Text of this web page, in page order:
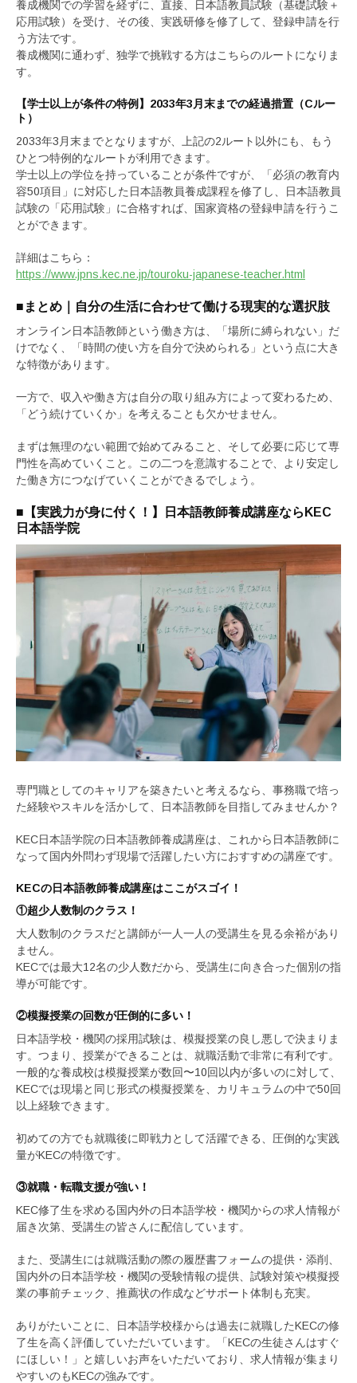
養成機関での学習を経ずに、直接、日本語教員試験（基礎試験＋
応用試験）を受け、その後、実践研修を修了して、登録申請を行
う方法です。
養成機関に通わず、独学で挑戦する方はこちらのルートになりま
す。
【学士以上が条件の特例】2033年3月末までの経過措置（Cルー
ト）
2033年3月末までとなりますが、上記の2ルート以外にも、もう
ひとつ特例的なルートが利用できます。
学士以上の学位を持っていることが条件ですが、「必須の教育内
容50項目」に対応した日本語教員養成課程を修了し、日本語教員
試験の「応用試験」に合格すれば、国家資格の登録申請を行うこ
とができます。
詳細はこちら：
https://www.jpns.kec.ne.jp/touroku-japanese-teacher.html
■まとめ｜自分の生活に合わせて働ける現実的な選択肢
オンライン日本語教師という働き方は、「場所に縛られない」だ
けでなく、「時間の使い方を自分で決められる」という点に大き
な特徴があります。
一方で、収入や働き方は自分の取り組み方によって変わるため、
「どう続けていくか」を考えることも欠かせません。
まずは無理のない範囲で始めてみること、そして必要に応じて専
門性を高めていくこと。この二つを意識することで、より安定し
た働き方につなげていくことができるでしょう。
■【実践力が身に付く！】日本語教師養成講座ならKEC
日本語学院
専門職としてのキャリアを築きたいと考えるなら、事務職で培っ
た経験やスキルを活かして、日本語教師を目指してみませんか？
KEC日本語学院の日本語教師養成講座は、これから日本語教師に
なって国内外問わず現場で活躍したい方におすすめの講座です。
KECの日本語教師養成講座はここがスゴイ！
①超少人数制のクラス！
大人数制のクラスだと講師が一人一人の受講生を見る余裕があり
ません。
KECでは最大12名の少人数だから、受講生に向き合った個別の指
導が可能です。
②模擬授業の回数が圧倒的に多い！
日本語学校・機関の採用試験は、模擬授業の良し悪しで決まりま
す。つまり、授業ができることは、就職活動で非常に有利です。
一般的な養成校は模擬授業が数回〜10回以内が多いのに対して、
KECでは現場と同じ形式の模擬授業を、カリキュラムの中で50回
以上経験できます。
初めての方でも就職後に即戦力として活躍できる、圧倒的な実践
量がKECの特徴です。
③就職・転職支援が強い！
KEC修了生を求める国内外の日本語学校・機関からの求人情報が
届き次第、受講生の皆さんに配信しています。
また、受講生には就職活動の際の履歴書フォームの提供・添削、
国内外の日本語学校・機関の受験情報の提供、試験対策や模擬授
業の事前チェック、推薦状の作成などサポート体制も充実。
ありがたいことに、日本語学校様からは過去に就職したKECの修
了生を高く評価していただいています。「KECの生徒さんはすぐ
にほしい！」と嬉しいお声をいただいており、求人情報が集まり
やすいのもKECの強みです。